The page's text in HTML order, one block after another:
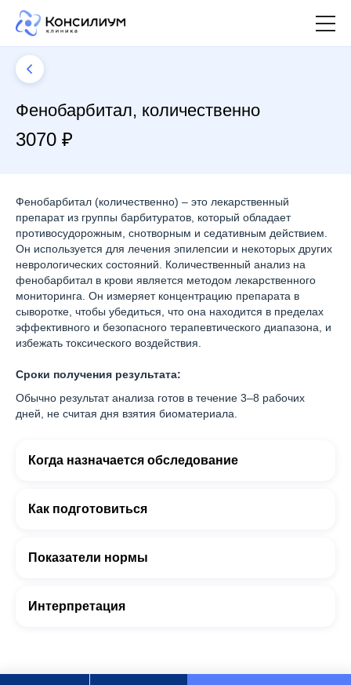
Фенобарбитал, количественно
3070 ₽
Фенобарбитал (количественно) – это лекарственный
препарат из группы барбитуратов, который обладает
противосудорожным, снотворным и седативным действием.
Он используется для лечения эпилепсии и некоторых других
неврологических состояний. Количественный анализ на
фенобарбитал в крови является методом лекарственного
мониторинга. Он измеряет концентрацию препарата в
сыворотке, чтобы убедиться, что она находится в пределах
эффективного и безопасного терапевтического диапазона, и
избежать токсического воздействия.
Сроки получения результата:
Обычно результат анализа готов в течение 3–8 рабочих
дней, не считая дня взятия биоматериала.
Когда назначается обследование
Как подготовиться
Показатели нормы
Интерпретация